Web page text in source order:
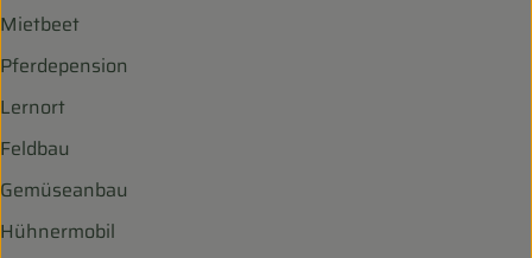
Mietbeet
Pferdepension
Lernort
Feldbau
Gemüseanbau
Hühnermobil